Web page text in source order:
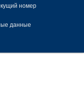
номер
данные